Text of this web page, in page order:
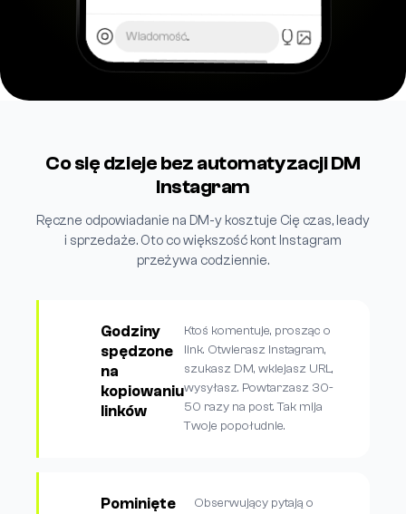
Wiadomość...
Co się dzieje bez automatyzacji DM
Instagram
Ręczne odpowiadanie na DM-y kosztuje Cię czas, leady
i sprzedaże. Oto co większość kont Instagram
przeżywa codziennie.
Godziny
spędzone
na
kopiowaniu
linków
Ktoś komentuje, prosząc o
link. Otwierasz Instagram,
szukasz DM, wklejasz URL,
wysyłasz. Powtarzasz 30-
50 razy na post. Tak mija
Twoje popołudnie.
Pominięte
Obserwujący pytają o